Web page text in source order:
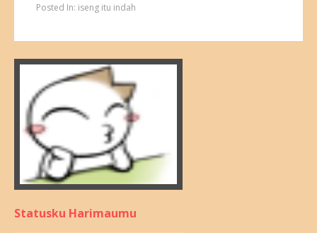
Posted In: iseng itu indah
Statusku Harimaumu